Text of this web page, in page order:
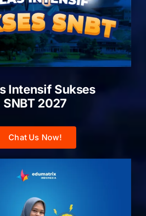
Intensif Sukses
SNBT 2027
Chat Us Now!